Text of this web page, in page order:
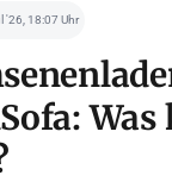
'26, 18:07 Uhr